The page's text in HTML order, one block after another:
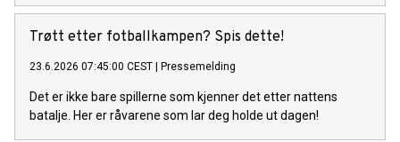
Trøtt etter fotballkampen? Spis dette!
23.6.2026 07:45:00 CEST | Pressemelding
Det er ikke bare spillerne som kjenner det etter nattens
batalje. Her er råvarene som lar deg holde ut dagen!